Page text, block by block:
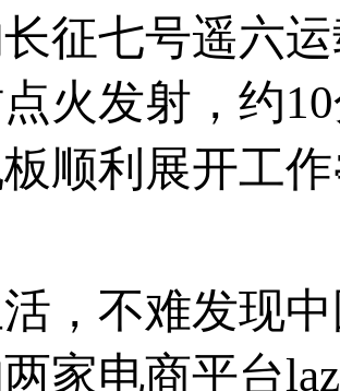
征七号遥六
火发射，约
顺利展开工
不难发现中
家电商平台